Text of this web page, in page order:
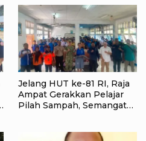
Jelang HUT ke-81 RI, Raja
Ampat Gerakkan Pelajar
Pilah Sampah, Semangat